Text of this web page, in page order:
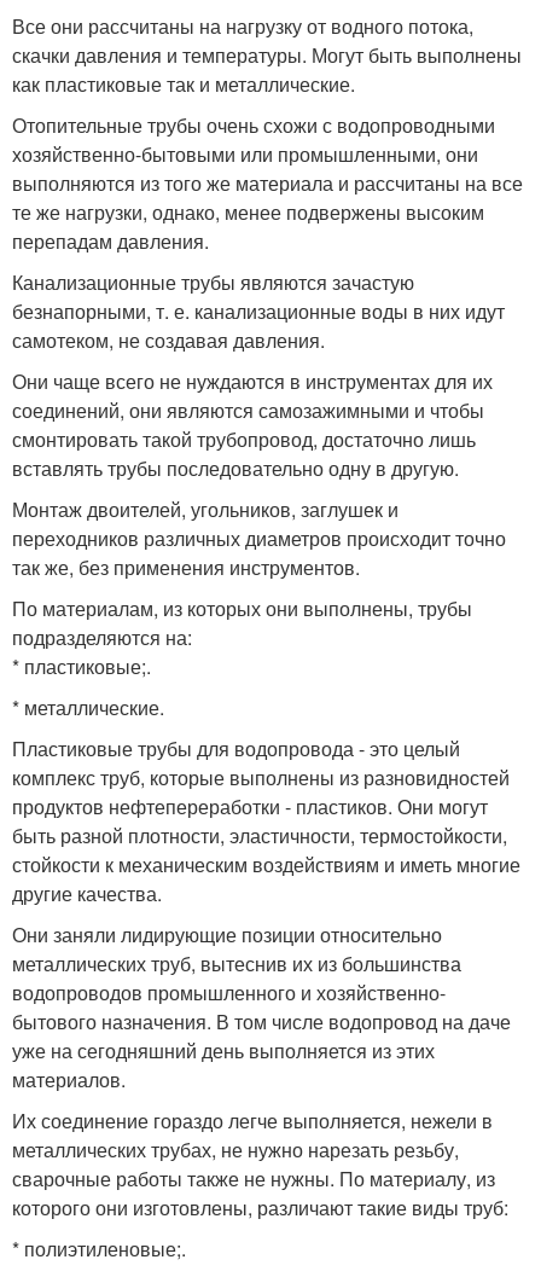
Все они рассчитаны на нагрузку от водного потока,
скачки давления и температуры. Могут быть выполнены
как пластиковые так и металлические.
Отопительные трубы очень схожи с водопроводными
хозяйственно-бытовыми или промышленными, они
выполняются из того же материала и рассчитаны на все
те же нагрузки, однако, менее подвержены высоким
перепадам давления.
Канализационные трубы являются зачастую
безнапорными, т. е. канализационные воды в них идут
самотеком, не создавая давления.
Они чаще всего не нуждаются в инструментах для их
соединений, они являются самозажимными и чтобы
смонтировать такой трубопровод, достаточно лишь
вставлять трубы последовательно одну в другую.
Монтаж двоителей, угольников, заглушек и
переходников различных диаметров происходит точно
так же, без применения инструментов.
По материалам, из которых они выполнены, трубы
подразделяются на:
* пластиковые;.
* металлические.
Пластиковые трубы для водопровода - это целый
комплекс труб, которые выполнены из разновидностей
продуктов нефтепереработки - пластиков. Они могут
быть разной плотности, эластичности, термостойкости,
стойкости к механическим воздействиям и иметь многие
другие качества.
Они заняли лидирующие позиции относительно
металлических труб, вытеснив их из большинства
водопроводов промышленного и хозяйственно-
бытового назначения. В том числе водопровод на даче
уже на сегодняшний день выполняется из этих
материалов.
Их соединение гораздо легче выполняется, нежели в
металлических трубах, не нужно нарезать резьбу,
сварочные работы также не нужны. По материалу, из
которого они изготовлены, различают такие виды труб:
* полиэтиленовые;.